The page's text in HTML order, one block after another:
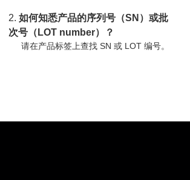
2.如何知悉产品的序列号（SN）或批
次号（LOT number）？
请在产品标签上查找 SN 或 LOT 编号。